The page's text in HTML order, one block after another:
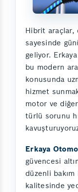
Hibrit araçlar,
sayesinde
geliyor.
bu modern
konusunda
hizmet
motor ve
türlü sorunu
Erkaya
güvencesi
düzenli
kalitesinde